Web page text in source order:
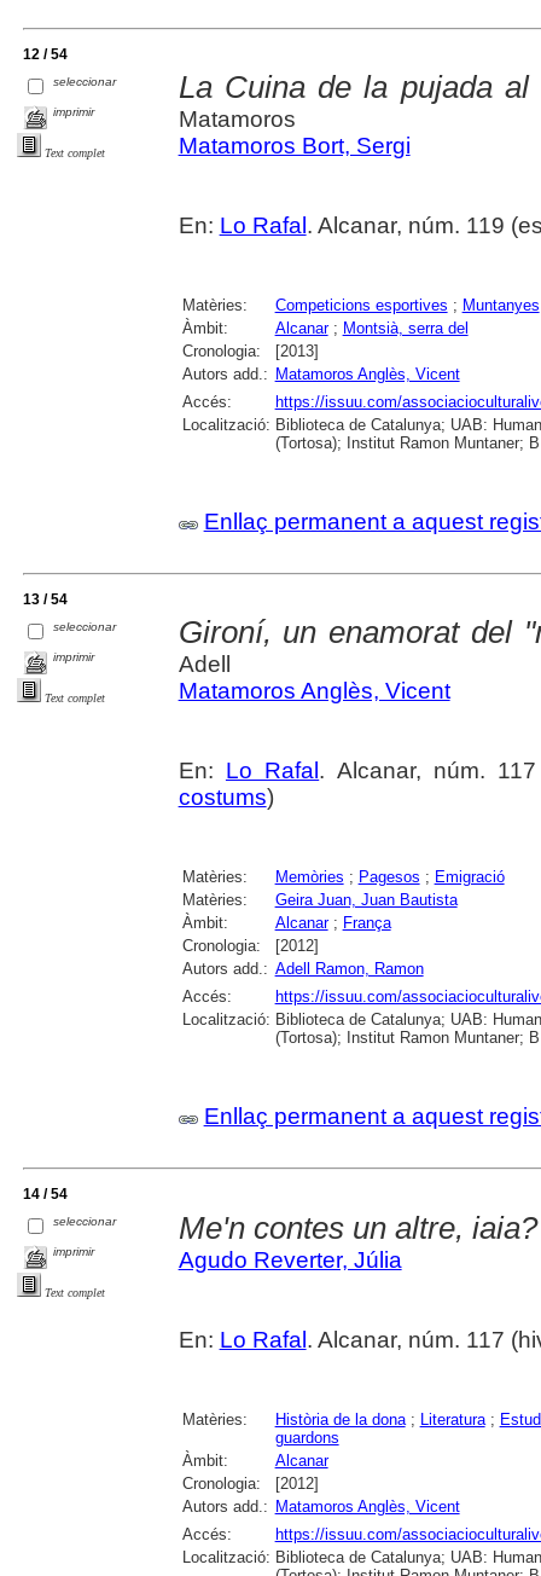
12 / 54
seleccionar
imprimir
Text complet
La Cuina de la pujada al
Matamoros
Matamoros Bort, Sergi
En: Lo Rafal . Alcanar, núm. 119
Matèries: Competicions esportives ; Muntanyes
Àmbit:
Alcanar; Montsià, serra del
Cronologia:
[2013]
Autors add.: Matamoros Anglès, Vicent
Accés:
https://issuu.com/
Localització: Biblioteca de Catalunya; UAB:
(Tortosa); Institut Ramon Muntaner;
Enllaç permanent a aquest
13 / 54
seleccionar
imprimir
Text complet
Gironí, un enamorat del
Adell
Matamoros Anglès, Vicent
En: Lo Rafal . Alcanar, núm.
costums)
Matèries: Memòries ; Pagesos ; Emigració
Matèries:
Geira Juan, Juan Bautista
Àmbit:
Alcanar; França
Cronologia:
[2012]
Autors add.: Adell Ramon, Ramon
Accés:
https://issuu.com/
Localització: Biblioteca de Catalunya; UAB:
(Tortosa); Institut Ramon Muntaner;
Enllaç permanent a aquest
14 / 54
seleccionar
imprimir
Text complet
Me'n contes un altre, iaia?
Agudo Reverter, Júlia
En: Lo Rafal. Alcanar, núm. 117
Matèries: Història de la dona; Literatura;
guardons
Àmbit:
Alcanar
Cronologia:
[2012]
Autors add.: Matamoros Anglès, Vicent
Accés:
https://issuu.com/
Localització: Biblioteca de Catalunya; UAB: